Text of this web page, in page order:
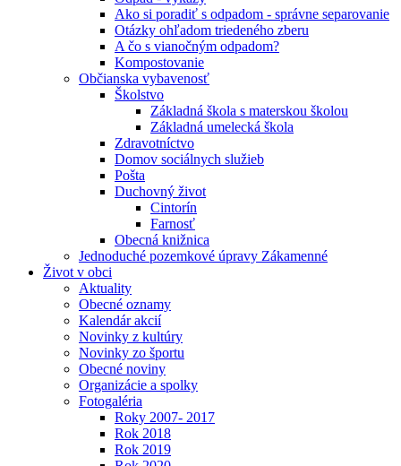
Ako si poradiť s odpadom - správne separovanie
Otázky ohľadom triedeného zberu
A čo s vianočným odpadom?
Kompostovanie
Občianska vybavenosť
Školstvo
Základná škola s materskou školou
Základná umelecká škola
Zdravotníctvo
Domov sociálnych služieb
Pošta
Duchovný život
Cintorín
Farnosť
Obecná knižnica
Jednoduché pozemkové úpravy Zákamenné
Život v obci
Aktuality
Obecné oznamy
Kalendár akcií
Novinky z kultúry
Novinky zo športu
Obecné noviny
Organizácie a spolky
Fotogaléria
Roky 2007- 2017
Rok 2018
Rok 2019